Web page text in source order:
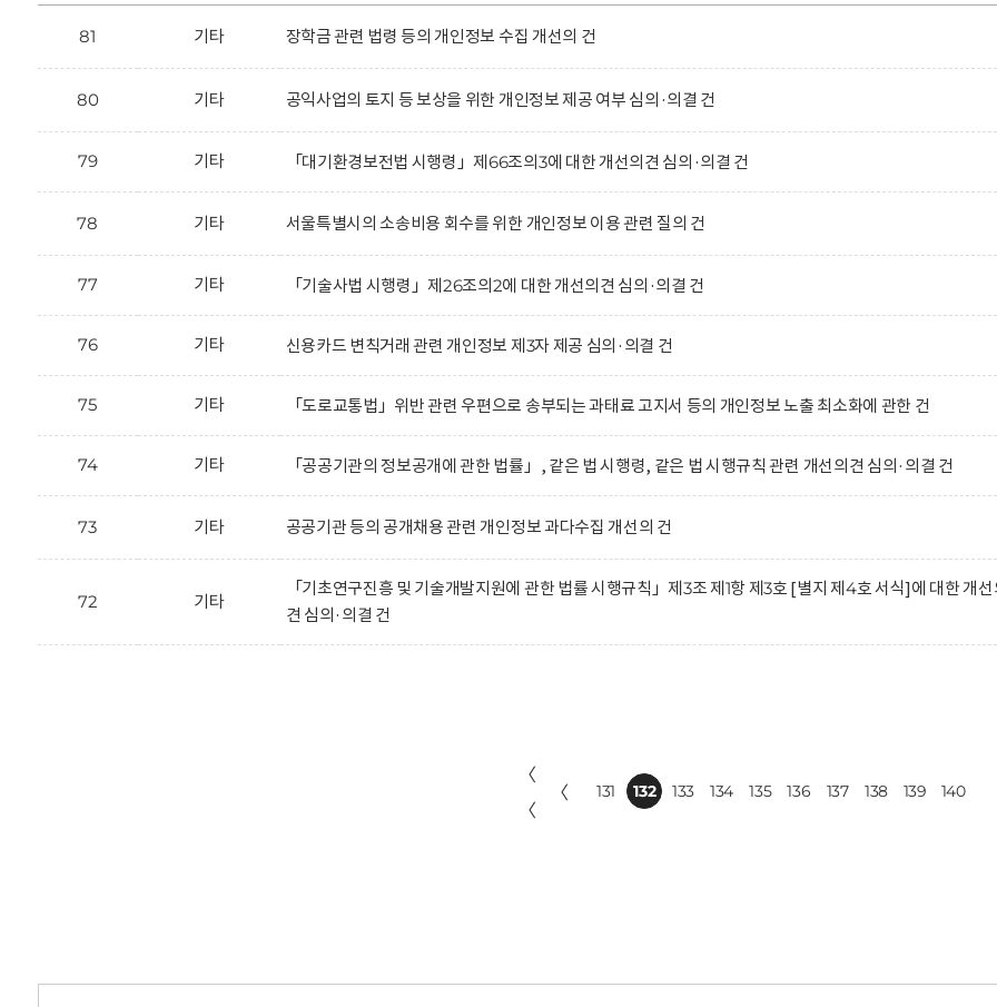
81 기타 장학금 관련 법령 등의 개인정보 수집 개선의 건
80 기타 공익사업의 토지 등 보상을 위한 개인정보 제공 여부 심의·의결 건
79 기타 「대기환경보전법 시행령」제66조의3에 대한 개선의견 심의·의결 건
78 기타 서울특별시의 소송비용 회수를 위한 개인정보 이용 관련 질의 건
77 기타 「기술사법 시행령」제26조의2에 대한 개선의견 심의·의결 건
76 기타 신용카드 변칙거래 관련 개인정보 제3자 제공 심의·의결 건
75 기타 「도로교통법」위반 관련 우편으로 송부되는 과태료 고지서 등의 개인정보 노출 최소화에 관한 건
74 기타 「공공기관의 정보공개에 관한 법률」, 같은 법 시행령, 같은 법 시행규칙 관련 개선의견 심의·의결 건
73 기타 공공기관 등의 공개채용 관련 개인정보 과다수집 개선의 건
72 기타
「기초연구진흥 및 기술개발지원에 관한 법률 시행규칙」제3조 제1항 제3호 [별지 제4호 서식]에 대한 개
견 심의·의결 건
〈
〈
〈 131 132 133 134 135 136 137 138 139 140